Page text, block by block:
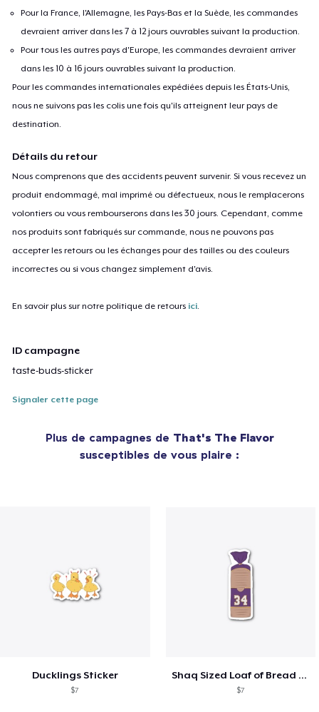
Pour la France, l'Allemagne, les Pays-Bas et la Suède, les commandes
devraient arriver dans les 7 à 12 jours ouvrables suivant la production.
Pour tous les autres pays d'Europe, les commandes devraient arriver
dans les 10 à 16 jours ouvrables suivant la production.
Pour les commandes internationales expédiées depuis les États-Unis,
nous ne suivons pas les colis une fois qu'ils atteignent leur pays de
destination.
Détails du retour
Nous comprenons que des accidents peuvent survenir. Si vous recevez un
produit endommagé, mal imprimé ou défectueux, nous le remplacerons
volontiers ou vous rembourserons dans les 30 jours. Cependant, comme
nos produits sont fabriqués sur commande, nous ne pouvons pas
accepter les retours ou les échanges pour des tailles ou des couleurs
incorrectes ou si vous changez simplement d'avis.
En savoir plus sur notre politique de retours ici
ID campagne
taste-buds-sticker
Signaler cette page
Plus de campagnes de That's The Flavor
susceptibles de vous plaire :
Ducklings Sticker
$7
Shaq Sized Loaf of Bread Sticker
$7